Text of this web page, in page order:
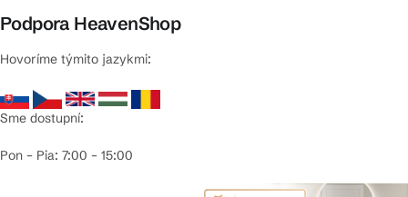
Podpora HeavenShop
Hovoríme týmito jazykmi:
Sme dostupní:
Pon – Pia: 7:00 – 15:00